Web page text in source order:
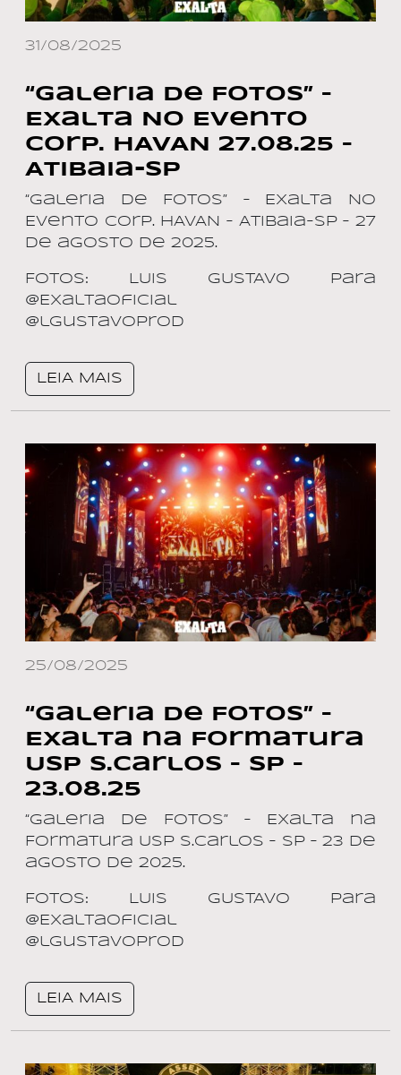
31/08/2025
“Galeria de Fotos” –
Exalta No Evento
Corp. HAVAN 27.08.25 –
Atibaia-SP
“Galeria de Fotos” – Exalta No
Evento Corp. HAVAN – Atibaia-SP – 27
de agosto de 2025.
Fotos: LUIS GUSTAVO para
@ExaltaOficial
@lgustavoprod
LEIA MAIS
25/08/2025
“Galeria de Fotos” –
Exalta na Formatura
Usp S.Carlos – SP –
23.08.25
“Galeria de Fotos” – Exalta na
Formatura Usp S.Carlos – SP – 23 de
agosto de 2025.
Fotos: LUIS GUSTAVO para
@ExaltaOficial
@lgustavoprod
LEIA MAIS